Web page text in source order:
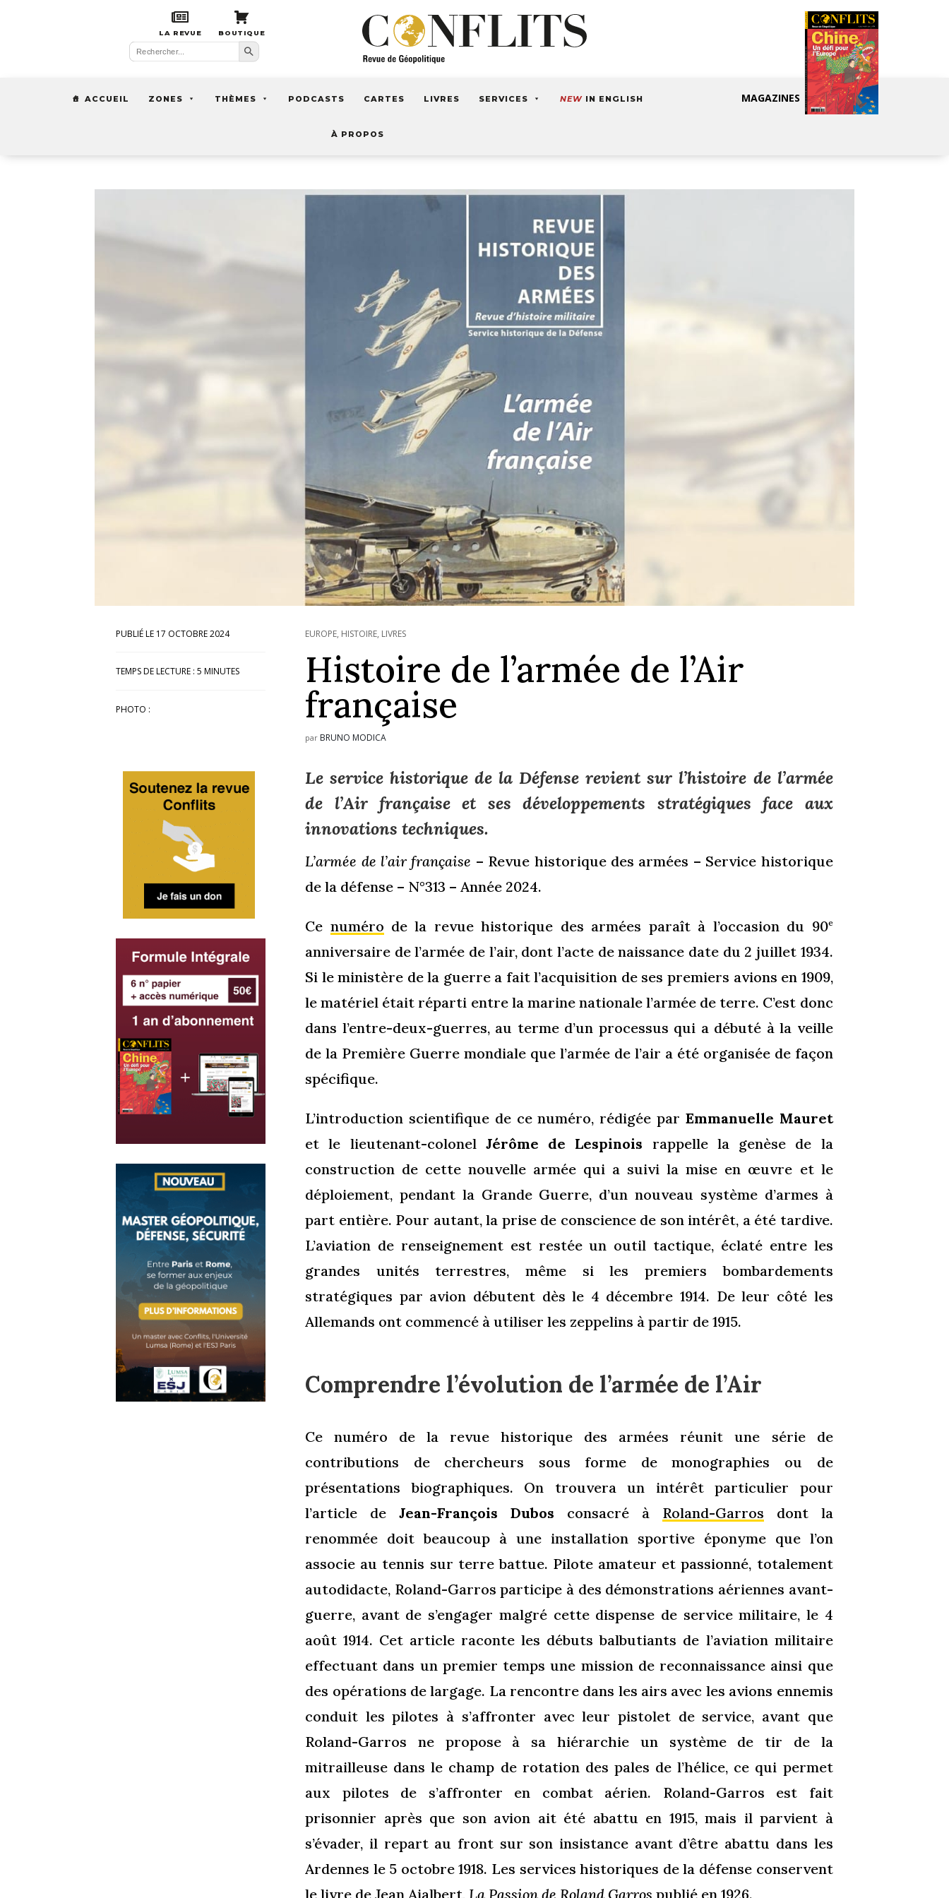
LA REVUE BOUTIQUE
Search
for:
Search Button
ACCUEIL ZONES THÈMES PODCASTS CARTES LIVRES SERVICES NEW IN ENGLISH
À PROPOS
MAGAZINES
17 OCTOBRE 2024
TEMPS DE LECTURE : 5 MINUTES
PHOTO :
EUROPE, HISTOIRE, LIVRES
Histoire de l’armée de l’Air
française
par BRUNO MODICA
Le service historique de la Défense revient sur l’histoire de l’armée
de l’Air française et ses développements stratégiques face aux
innovations techniques.
L’armée de l’air française – Revue historique des armées – Service historique
de la défense – N°313 – Année 2024.
Ce numéro de la revue historique des armées paraît à l’occasion du 90e
anniversaire de l’armée de l’air, dont l’acte de naissance date du 2 juillet 1934.
Si le ministère de la guerre a fait l’acquisition de ses premiers avions en 1909,
le matériel était réparti entre la marine nationale l’armée de terre. C’est donc
dans l’entre-deux-guerres, au terme d’un processus qui a débuté à la veille
de la Première Guerre mondiale que l’armée de l’air a été organisée de façon
spécifique.
L’introduction scientifique de ce numéro, rédigée par Emmanuelle Mauret
et le lieutenant-colonel Jérôme de Lespinois rappelle la genèse de la
construction de cette nouvelle armée qui a suivi la mise en œuvre et le
déploiement, pendant la Grande Guerre, d’un nouveau système d’armes à
part entière. Pour autant, la prise de conscience de son intérêt, a été tardive.
L’aviation de renseignement est restée un outil tactique, éclaté entre les
grandes unités terrestres, même si les premiers bombardements
stratégiques par avion débutent dès le 4 décembre 1914. De leur côté les
Allemands ont commencé à utiliser les zeppelins à partir de 1915.
Comprendre l’évolution de l’armée de l’Air
Ce numéro de la revue historique des armées réunit une série de
contributions de chercheurs sous forme de monographies ou de
présentations biographiques. On trouvera un intérêt particulier pour
l’article de Jean-François Dubos consacré à Roland-Garros dont la
renommée doit beaucoup à une installation sportive éponyme que l’on
associe au tennis sur terre battue. Pilote amateur et passionné, totalement
autodidacte, Roland-Garros participe à des démonstrations aériennes avant-
guerre, avant de s’engager malgré cette dispense de service militaire, le 4
août 1914. Cet article raconte les débuts balbutiants de l’aviation militaire
effectuant dans un premier temps une mission de reconnaissance ainsi que
des opérations de largage. La rencontre dans les airs avec les avions ennemis
conduit les pilotes à s’affronter avec leur pistolet de service, avant que
Roland-Garros ne propose à sa hiérarchie un système de tir de la
mitrailleuse dans le champ de rotation des pales de l’hélice, ce qui permet
aux pilotes de s’affronter en combat aérien. Roland-Garros est fait
prisonnier après que son avion ait été abattu en 1915, mais il parvient à
s’évader, il repart au front sur son insistance avant d’être abattu dans les
Ardennes le 5 octobre 1918. Les services historiques de la défense conservent
le livre de Jean Ajalbert,La Passion de Roland Garrospublié en 1926.